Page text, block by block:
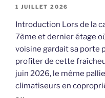
1 JUILLET 2026
Introduction Lors de la
7ème et dernier étage
voisine gardait sa porte
profiter de cette
juin 2026, le même
climatiseurs en